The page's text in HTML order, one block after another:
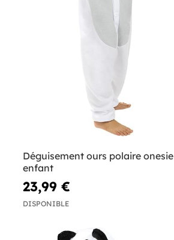
Déguisement ours polaire onesie
enfant
23,99 €
DISPONIBLE